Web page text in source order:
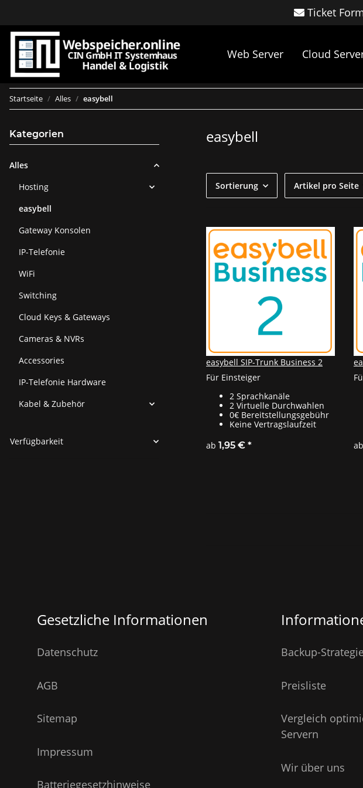
Ticket
Web Server Cloud
Startseite Alles easybell
easybell
Sortierung Artikel pro Seite
easybell SIP-Trunk Business 2
Für Einsteiger
2 Sprachkanäle
2 Virtuelle Durchwahlen
0€ Bereitstellungsgebühr
Keine Vertragslaufzeit
ab 1,95 € *
ab
Kategorien
Alles
Hosting
easybell
Gateway Konsolen
IP-Telefonie
WiFi
Switching
Cloud Keys & Gateways
Cameras & NVRs
Accessories
IP-Telefonie Hardware
Kabel & Zubehör
Verfügbarkeit
Gesetzliche Informationen
Datenschutz
AGB
Sitemap
Impressum
Batteriegesetzhinweise
Backup-Strategie
Preisliste
Vergleich
Servern
Wir über uns